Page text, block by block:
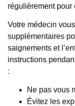
régulièrement pour
Votre médecin
supplémentaires
saignements et
instructions
:
Ne pas vous
Évitez les